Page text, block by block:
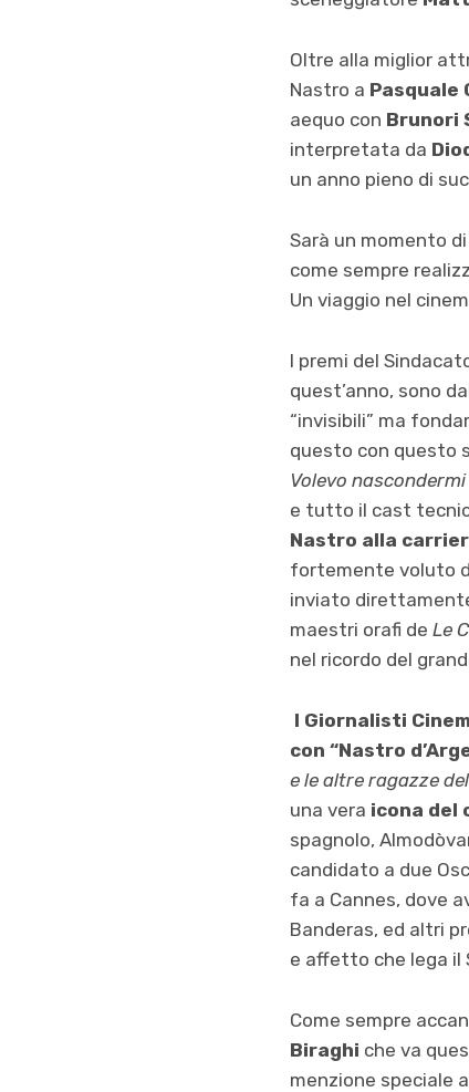
Oltre alla miglior
Nastro a Pasquale
aequo con Brunori
interpretata da
un anno pieno di
Sarà un momento
come sempre
Un viaggio nel
I premi del
quest’anno, sono
“invisibili” ma
questo con questo
Volevo nascondermi
e tutto il cast
Nastro alla
fortemente voluto
inviato
maestri orafi de Le
nel ricordo del
I Giornalisti
con “Nastro
e le altre ragazze
una vera icona del
spagnolo,
candidato a due
fa a Cannes, dove
Banderas, ed altri
e affetto che lega il
Come sempre
Biraghi che va
menzione speciale